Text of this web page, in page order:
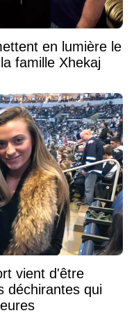
en lumière le
famille Xhekaj
vient d'être
déchirantes qui